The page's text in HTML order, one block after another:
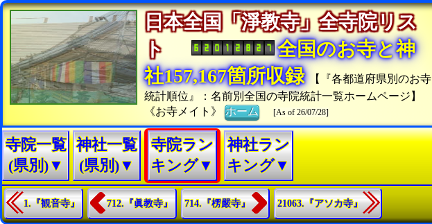
日本全国「淨教寺」全寺院リス
ト
全国のお寺と神
社157,167箇所収録
【『各都道府県別のお寺
統計順位』：名前別全国の寺院統計一覧ホームページ】
《お寺メイト》ホーム [As of 26/07/28]
寺院一覧
(県別)▼
神社一覧
(県別)▼
寺院ラン
キング▼
神社ラン
キング▼
1.『観音寺』 712.『眞教寺』 714.『楞嚴寺』 21063.『アソカ寺』